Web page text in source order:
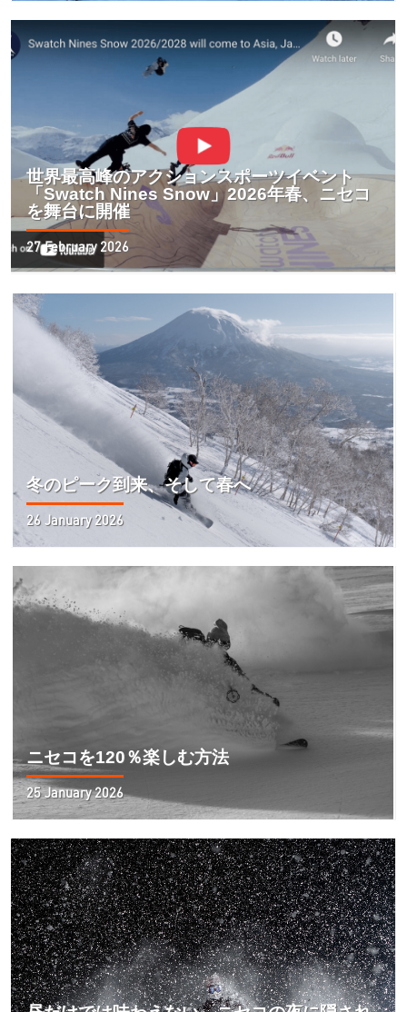
世界最高峰のアクションスポーツイベント
「Swatch Nines Snow」2026年春、ニセコ
を舞台に開催
27 February 2026
冬のピーク到来、そして春へ
26 January 2026
ニセコを120％楽しむ方法
25 January 2026